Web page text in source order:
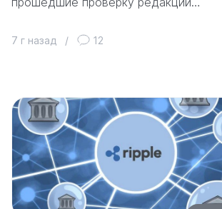
7 г назад / 12